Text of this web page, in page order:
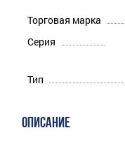
Торговая марка
Серия
Тип
ОПИСАНИЕ